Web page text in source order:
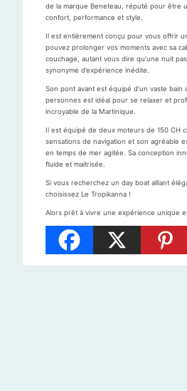
de la marque Beneteau, réputé pour être
confort, performance et style.
Il est entièrement conçu pour vous offrir
pouvez prolonger vos moments avec sa
couchage, autant vous dire qu’une nuit
synonyme d’expérience inédite.
Son pont avant est équipé d’un vaste bain
personnes est idéal pour se relaxer et
incroyable de la Martinique.
Il est équipé de deux moteurs de 150 CH
sensations de navigation et son agréable
en temps de mer agitée. Sa conception
fluide et maitrisée.
Si vous recherchez un day boat alliant
choisissez Le Tropikanna !
Alors prêt à vivre une expérience unique